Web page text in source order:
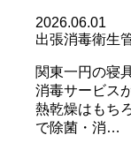
2026.06.01
出張消毒衛生
関東一円の寝
消毒サービス
熱乾燥はもち
で除菌・消…